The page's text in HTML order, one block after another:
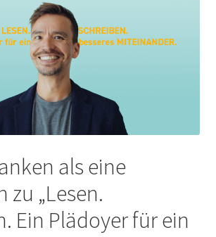
als eine
zu „Lesen.
Ein Plädoyer für ein